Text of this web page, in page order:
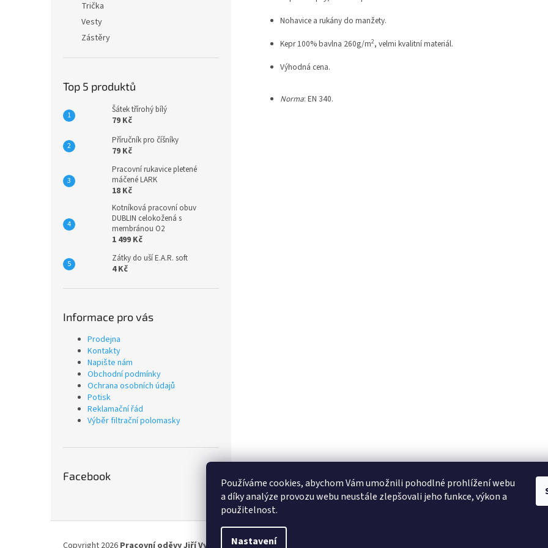
Používáme cookies, abychom Vám umožnili pohodlné prohlížení webu
a díky analýze provozu webu neustále zlepšovali jeho funkce, výkon a
použitelnost.
Nastavení
Trička
Vesty
Zástěry
Top 5 produktů
Šátek třírohý bílý
79 Kč
Příručník pro číšníky
79 Kč
Pracovní rukavice pletené
máčené LARK
18 Kč
Kotníková pracovní obuv
DUBLIN celokožená s
membránou O2
1 499 Kč
Zátky do uší E.A.R. soft
4 Kč
Informace pro vás
Prodejna
Kontakty
Napište nám
Obchodní podmínky
Ochrana osobních údajů
Potisk
Reklamační řád
Výběr filtrační polomasky
Facebook
Nohavice a rukány do manžety.
Kepr 100% bavlna 260g/m2, velmi kvalitní materiál.
Výhodná cena.
Norma: EN 340.
Copyright 2026 Pracovní oděvy Jiří Vyskočil . Všechna práva vyhrazena.